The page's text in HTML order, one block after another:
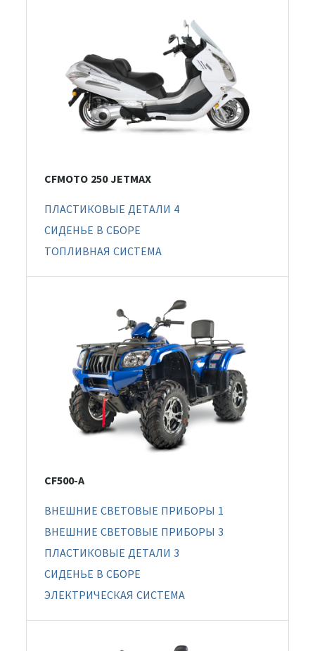
CFMOTO 250 JETMAX
ПЛАСТИКОВЫЕ ДЕТАЛИ 4
СИДЕНЬЕ В СБОРЕ
ТОПЛИВНАЯ СИСТЕМА
CF500-A
ВНЕШНИЕ СВЕТОВЫЕ ПРИБОРЫ 1
ВНЕШНИЕ СВЕТОВЫЕ ПРИБОРЫ 3
ПЛАСТИКОВЫЕ ДЕТАЛИ 3
СИДЕНЬЕ В СБОРЕ
ЭЛЕКТРИЧЕСКАЯ СИСТЕМА